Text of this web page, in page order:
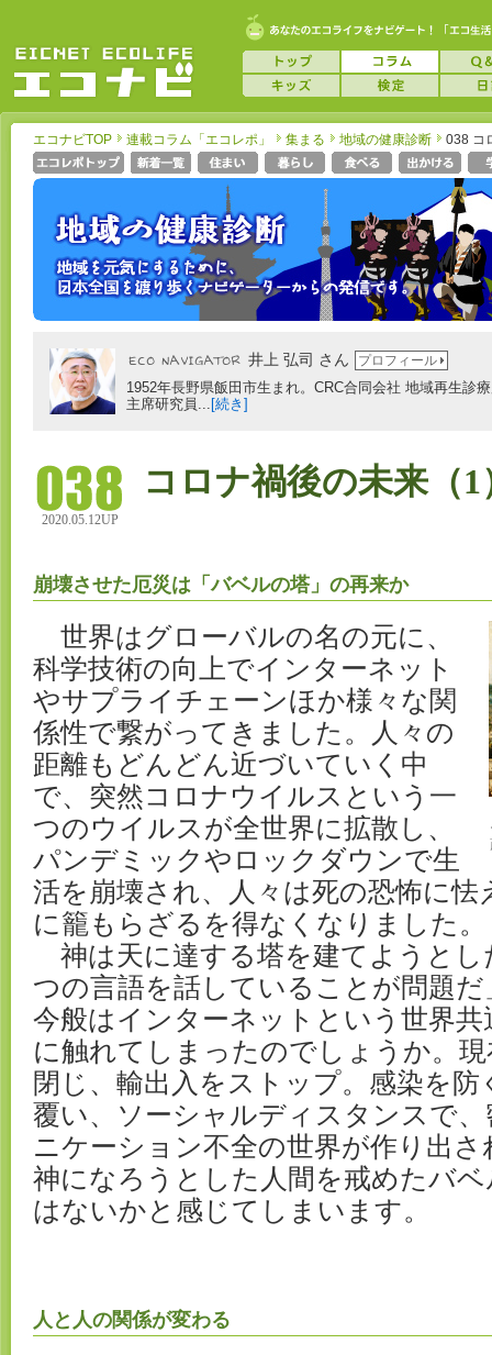
エコナビTOP 連載コラム「エコレポ」 集まる 地域の健康診断 038 コ
井上 弘司 さん
プロフィール
1952年長野県飯田市生まれ。CRC合同会社 地域再生診
主席研究員... [続き]
2020.05.12UP
コロナ禍後の未来（1
崩壊させた厄災は「バベルの塔」の再来か
世界はグローバルの名の元に、
科学技術の向上でインターネット
やサプライチェーンほか様々な関
係性で繋がってきました。人々の
距離もどんどん近づいていく中
で、突然コロナウイルスという一
つのウイルスが全世界に拡散し、
パンデミックやロックダウンで生
活を崩壊され、人々は死の恐怖に怯
に籠もらざるを得なくなりました。
神は天に達する塔を建てようとし
つの言語を話していることが問題
今般はインターネットという世界共
に触れてしまったのでしょうか。
閉じ、輸出入をストップ。感染を
覆い、ソーシャルディスタンスで
ニケーション不全の世界が作り出
神になろうとした人間を戒めたバ
はないかと感じてしまいます。
人と人の関係が変わる